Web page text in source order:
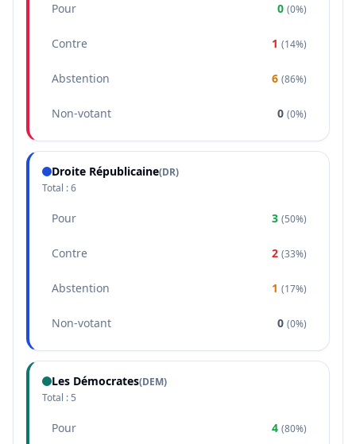
Pour 0 (0%)
Contre 1 (14%)
Abstention 6 (86%)
Non-votant 0 (0%)
Droite Républicaine(DR)
Total :6
Pour 3 (50%)
Contre 2 (33%)
Abstention 1 (17%)
Non-votant 0 (0%)
Les Démocrates(DEM)
Total : 5
Pour 4 (80%)